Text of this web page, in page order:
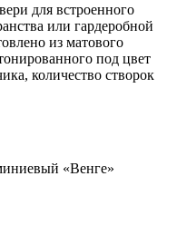
для встроенного
или гардеробной
из матового
под цвет
количество створок
«Венге»